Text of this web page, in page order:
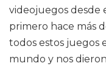
videojuegos desde
primero hace más
todos estos juegos
mundo y nos